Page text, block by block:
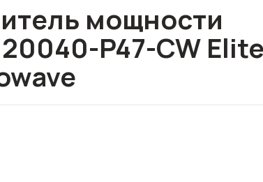
мощности
P47-CW Elite